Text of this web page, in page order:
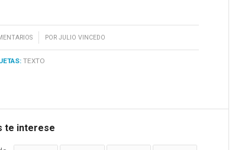
/ POR JULIO VINCEDO
TEXTO
te interese